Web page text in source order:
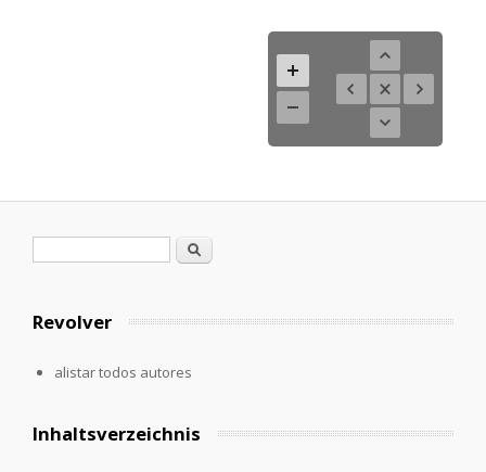
Formulario de búsqueda
Buscar
Revolver
alistar todos autores
Inhaltsverzeichnis